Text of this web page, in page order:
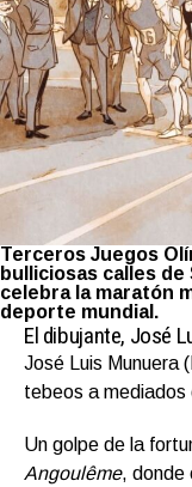
Terceros Juegos
bulliciosas calles de
celebra la maratón
deporte mundial.
El dibujante, José
José Luis Munuera
tebeos a mediados
Un golpe de la
Angoulême, donde